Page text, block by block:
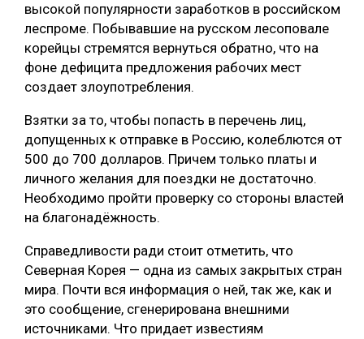
МЕБЕЛЬНОЕ ПРОИЗВОДСТВО
высокой популярности заработков в российском
леспроме. Побывавшие на русском лесоповале
корейцы стремятся вернуться обратно, что на
фоне дефицита предложения рабочих мест
создает злоупотребления.
Взятки за то, чтобы попасть в перечень лиц,
допущенных к отправке в Россию, колеблются от
500 до 700 долларов. Причем только платы и
личного желания для поездки не достаточно.
Необходимо пройти проверку со стороны властей
на благонадёжность.
Справедливости ради стоит отметить, что
Северная Корея — одна из самых закрытых стран
мира. Почти вся информация о ней, так же, как и
это сообщение, сгенерирована внешними
источниками. Что придает известиям